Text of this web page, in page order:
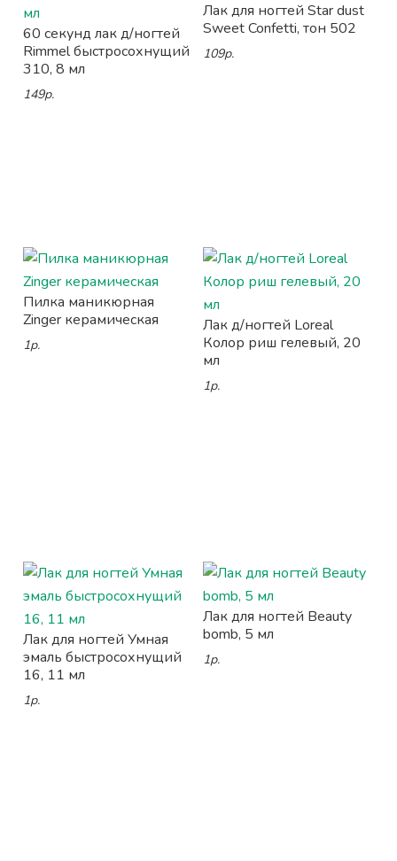
60 секунд лак д/ногтей
Rimmel быстросохнущий
310, 8 мл
149р.
Лак для ногтей Star dust
Sweet Confetti, тон 502
109р.
Пилка маникюрная
Zinger керамическая
1р.
Лак д/ногтей Loreal
Колор риш гелевый, 20
мл
1р.
Лак для ногтей Умная
эмаль быстросохнущий
16, 11 мл
1р.
Лак для ногтей Beauty
bomb, 5 мл
1р.